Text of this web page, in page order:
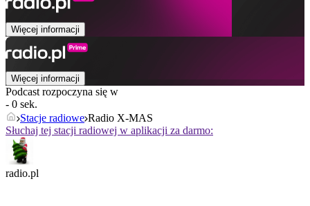
Więcej informacji
Więcej informacji
Podcast rozpoczyna się w
- 0 sek.
Stacje radiowe Radio X-MAS
Słuchaj tej stacji radiowej w aplikacji za darmo:
radio.pl